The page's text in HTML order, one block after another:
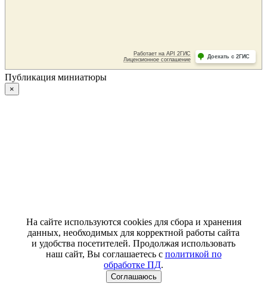
Публикация миниатюры
×
На сайте используются cookies для сбора и хранения
данных, необходимых для корректной работы сайта
и удобства посетителей. Продолжая использовать
наш сайт, Вы соглашаетесь с политикой по
обработке ПД.
Соглашаюсь